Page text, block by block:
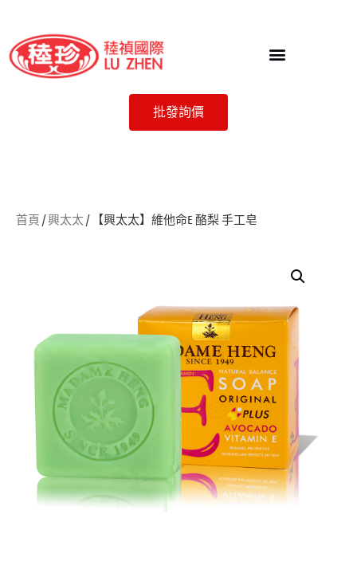
批發詢價
首頁 /興太太 / 【興太太】維他命E 酪梨 手工皂